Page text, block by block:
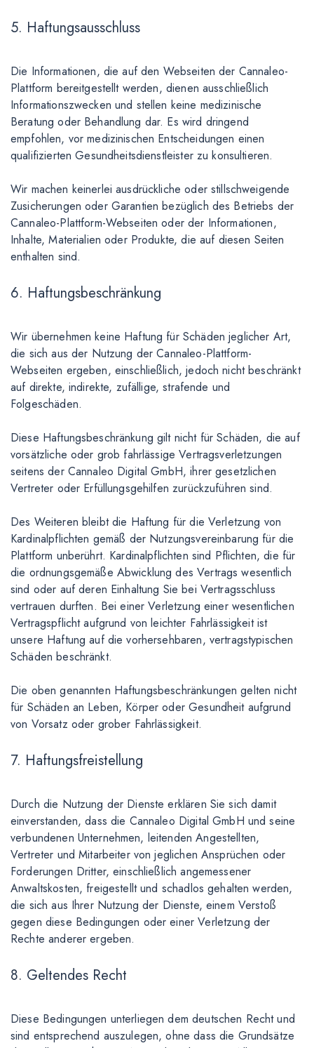
5. Haftungsausschluss
Die Informationen, die auf den Webseiten der Cannaleo-
Plattform bereitgestellt werden, dienen ausschließlich
Informationszwecken und stellen keine medizinische
Beratung oder Behandlung dar. Es wird dringend
empfohlen, vor medizinischen Entscheidungen einen
qualifizierten Gesundheitsdienstleister zu konsultieren.
Wir machen keinerlei ausdrückliche oder stillschweigende
Zusicherungen oder Garantien bezüglich des Betriebs der
Cannaleo-Plattform-Webseiten oder der Informationen,
Inhalte, Materialien oder Produkte, die auf diesen Seiten
enthalten sind.
6. Haftungsbeschränkung
Wir übernehmen keine Haftung für Schäden jeglicher Art,
die sich aus der Nutzung der Cannaleo-Plattform-
Webseiten ergeben, einschließlich, jedoch nicht beschränkt
auf direkte, indirekte, zufällige, strafende und
Folgeschäden.
Diese Haftungsbeschränkung gilt nicht für Schäden, die auf
vorsätzliche oder grob fahrlässige Vertragsverletzungen
seitens der Cannaleo Digital GmbH, ihrer gesetzlichen
Vertreter oder Erfüllungsgehilfen zurückzuführen sind.
Des Weiteren bleibt die Haftung für die Verletzung von
Kardinalpflichten gemäß der Nutzungsvereinbarung für die
Plattform unberührt. Kardinalpflichten sind Pflichten, die für
die ordnungsgemäße Abwicklung des Vertrags wesentlich
sind oder auf deren Einhaltung Sie bei Vertragsschluss
vertrauen durften. Bei einer Verletzung einer wesentlichen
Vertragspflicht aufgrund von leichter Fahrlässigkeit ist
unsere Haftung auf die vorhersehbaren, vertragstypischen
Schäden beschränkt.
Die oben genannten Haftungsbeschränkungen gelten nicht
für Schäden an Leben, Körper oder Gesundheit aufgrund
von Vorsatz oder grober Fahrlässigkeit.
7. Haftungsfreistellung
Durch die Nutzung der Dienste erklären Sie sich damit
einverstanden, dass die Cannaleo Digital GmbH und seine
verbundenen Unternehmen, leitenden Angestellten,
Vertreter und Mitarbeiter von jeglichen Ansprüchen oder
Forderungen Dritter, einschließlich angemessener
Anwaltskosten, freigestellt und schadlos gehalten werden,
die sich aus Ihrer Nutzung der Dienste, einem Verstoß
gegen diese Bedingungen oder einer Verletzung der
Rechte anderer ergeben.
8. Geltendes Recht
Diese Bedingungen unterliegen dem deutschen Recht und
sind entsprechend auszulegen, ohne dass die Grundsätze